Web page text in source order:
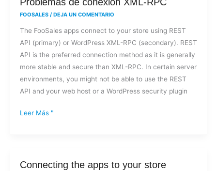
FOOSALES / DEJA UN COMENTARIO
The FooSales apps connect to your store using REST
API (primary) or WordPress XML-RPC (secondary). REST
API is the preferred connection method as it is generally
more stable and secure than XML-RPC. In certain server
environments, you might not be able to use the REST
API and your web host or a WordPress security plugin
de
Leer Más "
Connecting the apps to your store
Connecting